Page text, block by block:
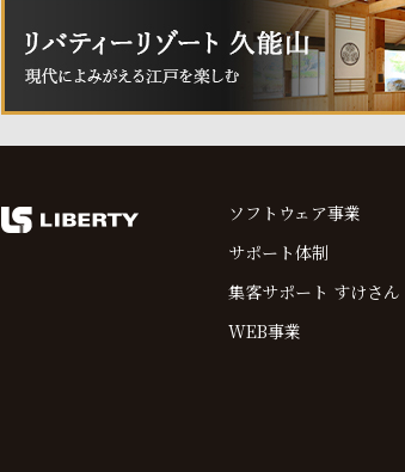
ソフトウェア事業
サポート体制
集客サポート すけさん
WEB事業